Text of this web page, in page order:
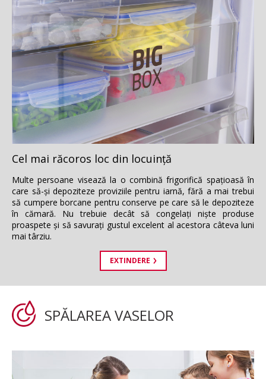
Cel mai răcoros loc din locuinţă
Multe persoane visează la o combină frigorifică spaţioasă în
care să-şi depoziteze proviziile pentru iarnă, fără a mai trebui
să cumpere borcane pentru conserve pe care să le depoziteze
în cămară. Nu trebuie decât să congelaţi nişte produse
proaspete şi să savuraţi gustul excelent al acestora câteva luni
mai târziu.
EXTINDERE
SPĂLAREA VASELOR